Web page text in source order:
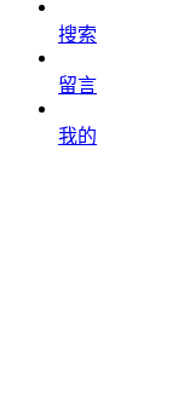
搜索
留言
我的